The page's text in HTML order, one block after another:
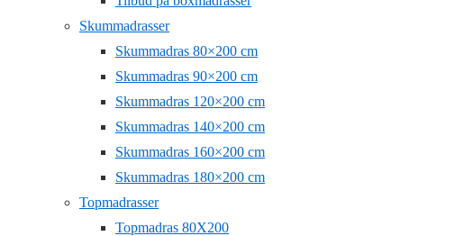
Skummadrasser
Skummadras 80×200 cm
Skummadras 90×200 cm
Skummadras 120×200 cm
Skummadras 140×200 cm
Skummadras 160×200 cm
Skummadras 180×200 cm
Topmadrasser
Topmadras 80X200